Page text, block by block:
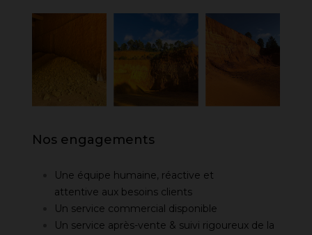
Nos engagements
Une équipe humaine, réactive et
attentive aux besoins clients
Un service commercial disponible
Un service après-vente & suivi rigoureux de la